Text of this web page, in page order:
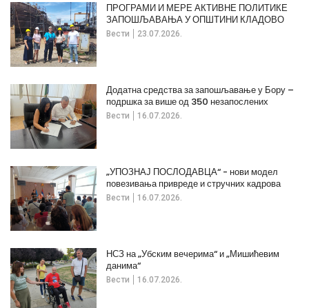
Вести 23.07.2026.
ПРОГРАМИ И МЕРЕ АКТИВНЕ ПОЛИТИКЕ
ЗАПОШЉАВАЊА У ОПШТИНИ КЛАДОВО
Вести 16.07.2026.
Додатна средства за запошљавање у Бору –
подршка за више од 350 незапослених
Вести 16.07.2026.
„УПОЗНАЈ ПОСЛОДАВЦА“ - нови модел
повезивања привреде и стручних кадрова
Вести 16.07.2026.
НСЗ на „Убским вечерима“ и „Мишићевим
данима“